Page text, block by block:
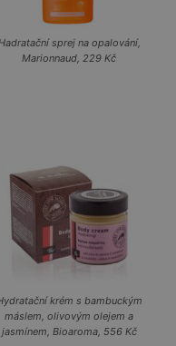
sprej na opalování,
Marionnaud, 229 Kč
krém s bambuckým
máslem, olivovým olejem a
jasmínem, Bioaroma, 556 Kč